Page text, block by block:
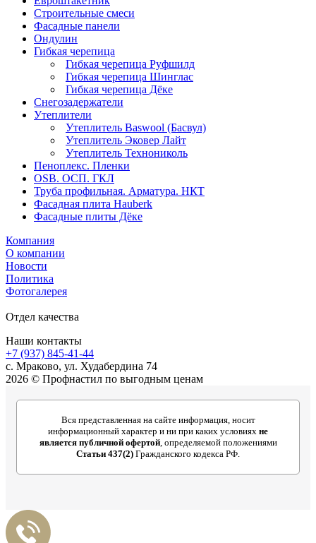
Строительные смеси
Фасадные панели
Ондулин
Гибкая черепица
Гибкая черепица Руфшилд
Гибкая черепица Шинглас
Гибкая черепица Дёке
Снегозадержатели
Утеплители
Утеплитель Baswool (Басвул)
Утеплитель Эковер Лайт
Утеплитель Технониколь
Пеноплекс. Пленки
OSB. ОСП. ГКЛ
Труба профильная. Арматура. НКТ
Фасадная плита Hauberk
Фасадные плиты Дёке
Компания
О компании
Новости
Политика
Фотогалерея
Отдел качества
Наши контакты
+7 (937) 845-41-44
с. Мраково, ул. Худабердина 74
2026 © Профнастил по выгодным ценам
Вся представленная на сайте информация, носит
информационный характер и ни при каких условиях не
является публичной офертой, определяемой положениями
Статьи 437(2) Гражданского кодекса РФ.